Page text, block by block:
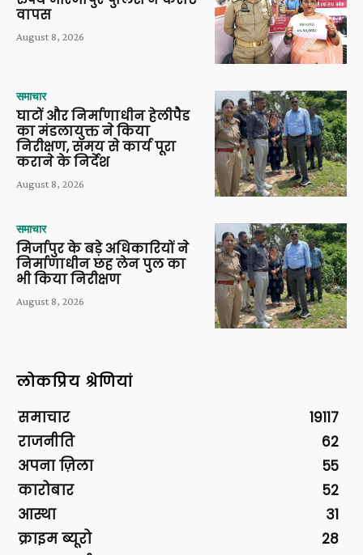
वापस
August 8, 2026
समाचार
घाटों और निर्माणाधीन हेलीपैड
का मंडलायुक्त ने किया
निरीक्षण, समय से कार्य पूरा
कराने के निर्देश
August 8, 2026
समाचार
मिर्जापुर के बड़े अधिकारियों ने
निर्माणाधीन छह लेन पुल का
भी किया निरीक्षण
August 8, 2026
लोकप्रिय श्रेणियां
समाचार
19117
राजनीति
62
अपना ज़िला
55
कारोबार
52
आस्था
31
क्राइम ब्यूरो
28